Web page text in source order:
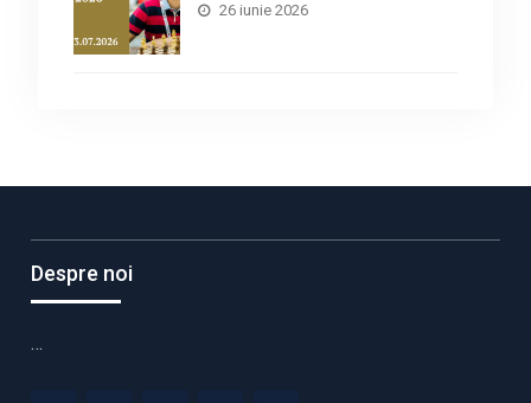
26 iunie 2026
Despre noi
…